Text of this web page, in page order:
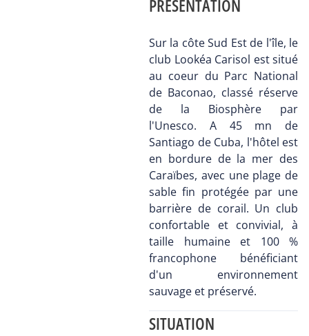
PRÉSENTATION
Sur la côte Sud Est de l'île, le
club Lookéa Carisol est situé
au coeur du Parc National
de Baconao, classé réserve
de la Biosphère par
l'Unesco. A 45 mn de
Santiago de Cuba, l'hôtel est
en bordure de la mer des
Caraïbes, avec une plage de
sable fin protégée par une
barrière de corail. Un club
confortable et convivial, à
taille humaine et 100 %
francophone bénéficiant
d'un environnement
sauvage et préservé.
SITUATION